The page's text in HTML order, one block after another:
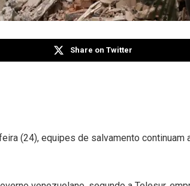
Share on Twitter
(24), equipes de salvamento continuam